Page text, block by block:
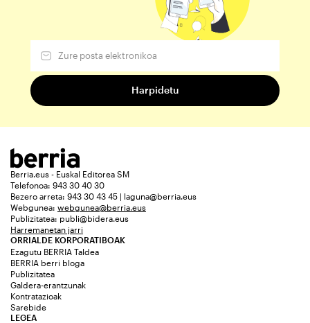
Berria.eus - Euskal Editorea SM
Telefonoa: 943 30 40 30
Bezero arreta: 943 30 43 45 | laguna@berria.eus
Webgunea: webgunea@berria.eus
Publizitatea: publi@bidera.eus
Harremanetan jarri
ORRIALDE KORPORATIBOAK
Ezagutu BERRIA Taldea
BERRIA berri bloga
Publizitatea
Galdera-erantzunak
Kontratazioak
Sarebide
LEGEA